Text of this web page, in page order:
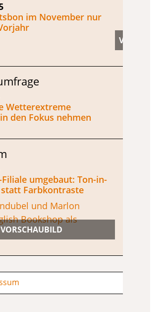
im November nur
Wetterextreme
den Fokus nehmen
umgebaut: Ton-in-
statt Farbkontraste